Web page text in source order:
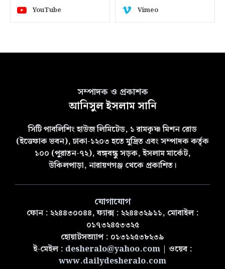
YouTube Vimeo
সম্পাদক ও প্রকাশক
আনিসুল ইসলাম সানি
সিটি পাবলিশিং হাউজ লিমিটেড, ১ রামকৃষ্ণ মিশন রোড
(ইত্তেফাক ভবন), ঢাকা-১২০৩ হতে মুদ্রিত এবং সম্পাদক কর্তৃক
১০০ (পুরাতন-৭২), বঙ্গবন্ধু সড়ক, ইসলাম মার্কেট,
উকিলপাড়া, নারায়ণগঞ্জ থেকে প্রকাশিত।
যোগাযোগ
ফোন : ২২৪৪৩০০৪৪, ফ্যাক্স : ২২৪৪৩২৯১১, মোবাইল :
০১৭৩২৪৫৩৩২৫
হোয়াটসঅ্যাপ : ০১৩১২৫৩৮২৩৯
ই-মেইল : desheralo@yahoo.com| ওয়েব :
www.dailydesheralo.com